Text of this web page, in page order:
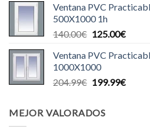
original
era:
140.00€.
actual
Ventana PVC
500X1000 1h
140.00€ El
original
era:
140.00€.
125.00€El
actual
Ventana PVC
1000X1000
204.99€ El
era:
199.99€El
MEJOR VALORADOS